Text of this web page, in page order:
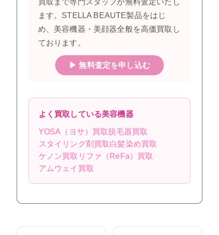
ます。STELLA BEAUTE製品をはじ
め、美容機器・美顔器全般を高価買取し
ております。
▶ 無料査定を申し込む
よく買取している美容機器
YOSA（ヨサ）買取 脱毛器買取
スタイリング剤買取白髪染め買取
ケノン買取 リファ（ReFa）買取
アムウェイ買取